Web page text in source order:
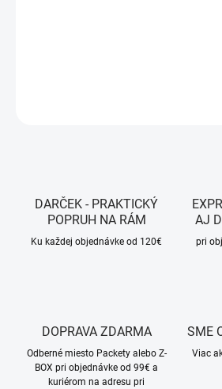
DARČEK - PRAKTICKÝ
POPRUH NA RÁM
Ku každej objednávke od 120€
AJ
pri
DOPRAVA ZDARMA
Odberné miesto Packety alebo Z-
BOX pri objednávke od 99€ a
kuriérom na adresu pri
SME
Viac